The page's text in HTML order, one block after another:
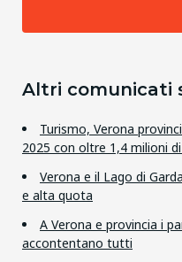
Altri comunicati
Turismo, Verona
2025 con oltre 1,4 milioni
Verona e il Lago di
e alta quota
A Verona e provincia i
accontentano tutti